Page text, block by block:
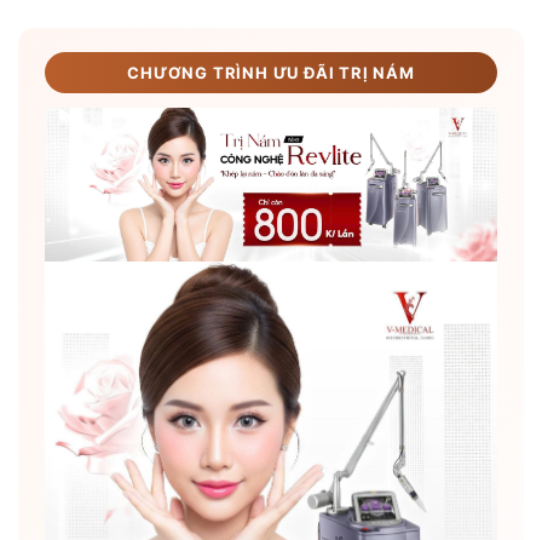
CHƯƠNG TRÌNH ƯU ĐÃI TRỊ NÁM